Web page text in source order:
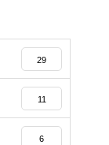
29
11
6